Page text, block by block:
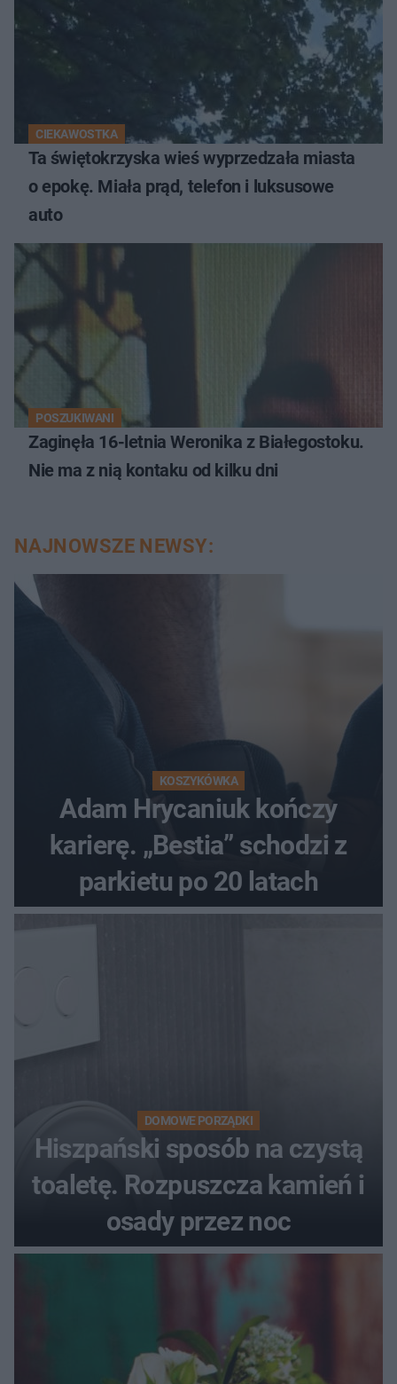
CIEKAWOSTKA
Ta świętokrzyska wieś wyprzedzała miasta
o epokę. Miała prąd, telefon i luksusowe
auto
POSZUKIWANI
Zaginęła 16-letnia Weronika z Białegostoku.
Nie ma z nią kontaku od kilku dni
NAJNOWSZE NEWSY:
KOSZYKÓWKA
Adam Hrycaniuk kończy
karierę. „Bestia” schodzi z
parkietu po 20 latach
DOMOWE PORZĄDKI
Hiszpański sposób na czystą
toaletę. Rozpuszcza kamień i
osady przez noc